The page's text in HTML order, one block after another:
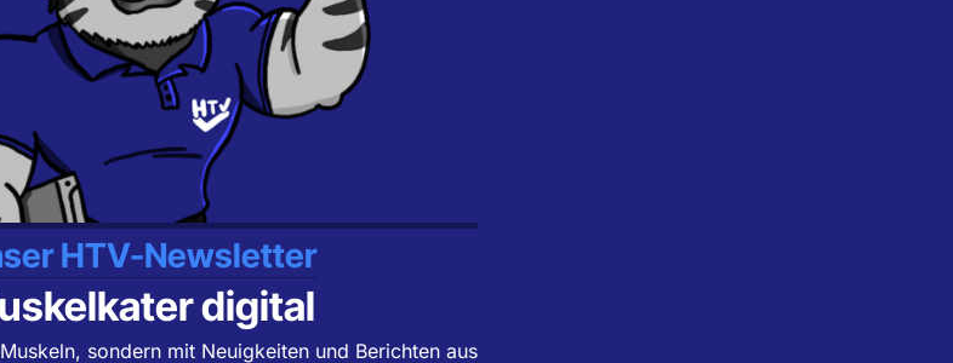
HTV-Newsletter
digital
sondern mit Neuigkeiten und Berichten aus